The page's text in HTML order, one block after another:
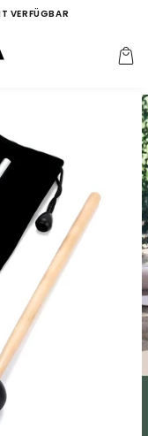
VERFÜGBAR